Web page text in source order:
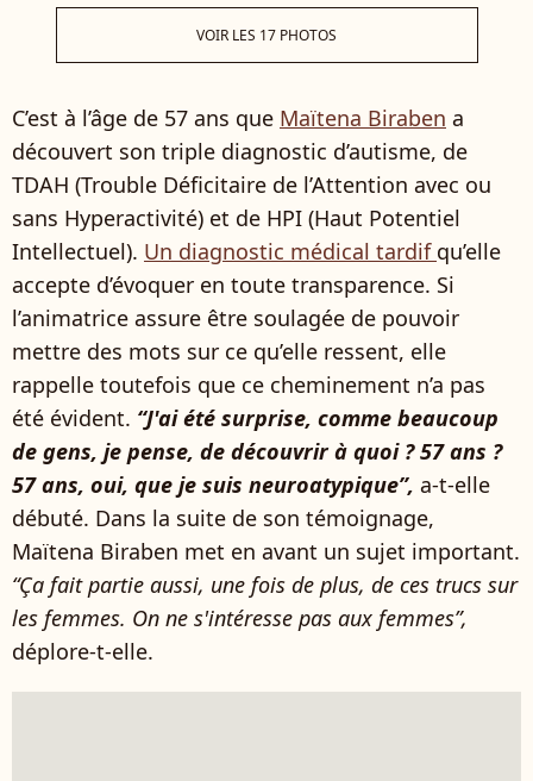
VOIR LES 17 PHOTOS
C’est à l’âge de 57 ans que Maïtena Biraben a
découvert son triple diagnostic d’autisme, de
TDAH (Trouble Déficitaire de l’Attention avec ou
sans Hyperactivité) et de HPI (Haut Potentiel
Intellectuel). Un diagnostic médical tardif qu’elle
accepte d’évoquer en toute transparence. Si
l’animatrice assure être soulagée de pouvoir
mettre des mots sur ce qu’elle ressent, elle
rappelle toutefois que ce cheminement n’a pas
été évident. “J'ai été surprise, comme beaucoup
de gens, je pense, de découvrir à quoi ? 57 ans ?
57 ans, oui, que je suis neuroatypique”, a-t-elle
débuté. Dans la suite de son témoignage,
Maïtena Biraben met en avant un sujet important.
“Ça fait partie aussi, une fois de plus, de ces trucs sur
les femmes. On ne s'intéresse pas aux femmes”,
déplore-t-elle.